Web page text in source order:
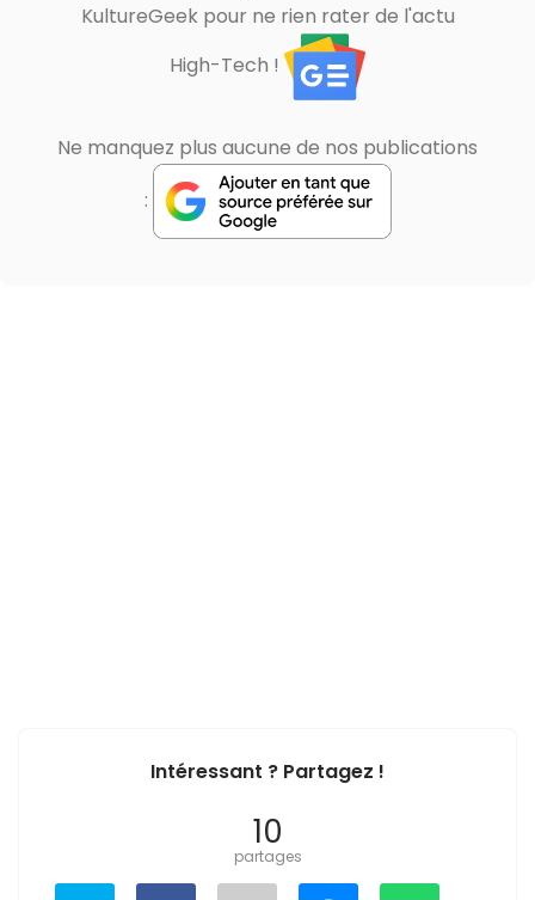
KultureGeek pour ne rien rater de l'actu
High-Tech !
Ne manquez plus aucune de nos publications
:
Intéressant ? Partagez !
10
partages